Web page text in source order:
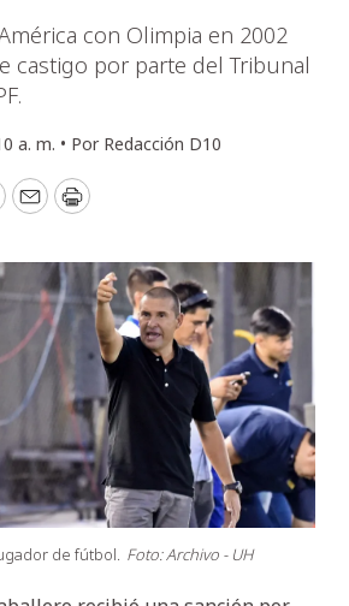
con Olimpia en 2002
castigo por parte del Tribunal
a. m. • Por Redacción D10
EmailPrint
de fútbol. Foto: Archivo - UH